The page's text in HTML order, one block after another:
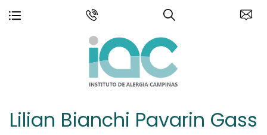
Lilian Bianchi Pavarin Gass